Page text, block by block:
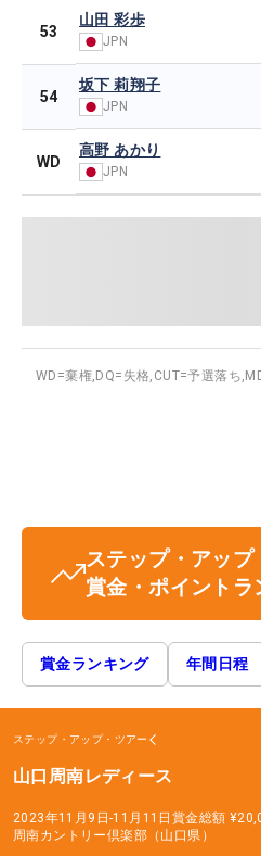
53
山田 彩歩
JPN
54
坂下 莉翔子
JPN
WD
高野 あかり
JPN
WD=棄権, DQ=失格, CUT=予選落ち,
ステップ・アップ
賞金・ポイントラ
賞金ランキング 年間日程
ステップ・アップ・ツアー
山口周南レディース
2023年11月9日-11月11日 賞金総額
周南カントリー倶楽部（山口県）